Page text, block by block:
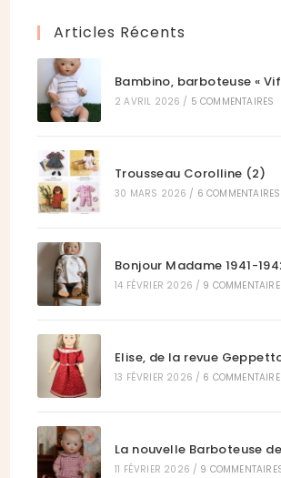
onglet
Articles Récents
Bambino, barboteuse «
2 AVRIL 2026 / 5 COMMENTAIRES
Trousseau Corolline (2)
30 MARS 2026 / 6 COMMENTAIRES
Bonjour Madame 1941-
14 FÉVRIER 2026 / 9
Elise, de la revue
13 FÉVRIER 2026 / 6
La nouvelle Barboteuse
11 FÉVRIER 2026 / 9